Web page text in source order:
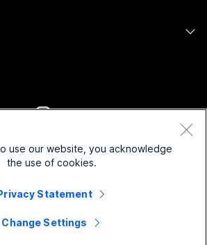
보안
비영리
스타트업
하이브리드 작업
포용성
영업팀에 문의
Webex 사고적 리더십
Webex Merch 스토어
경력
use our website, you acknowledge
the use of cookies.
Statement
Change Settings